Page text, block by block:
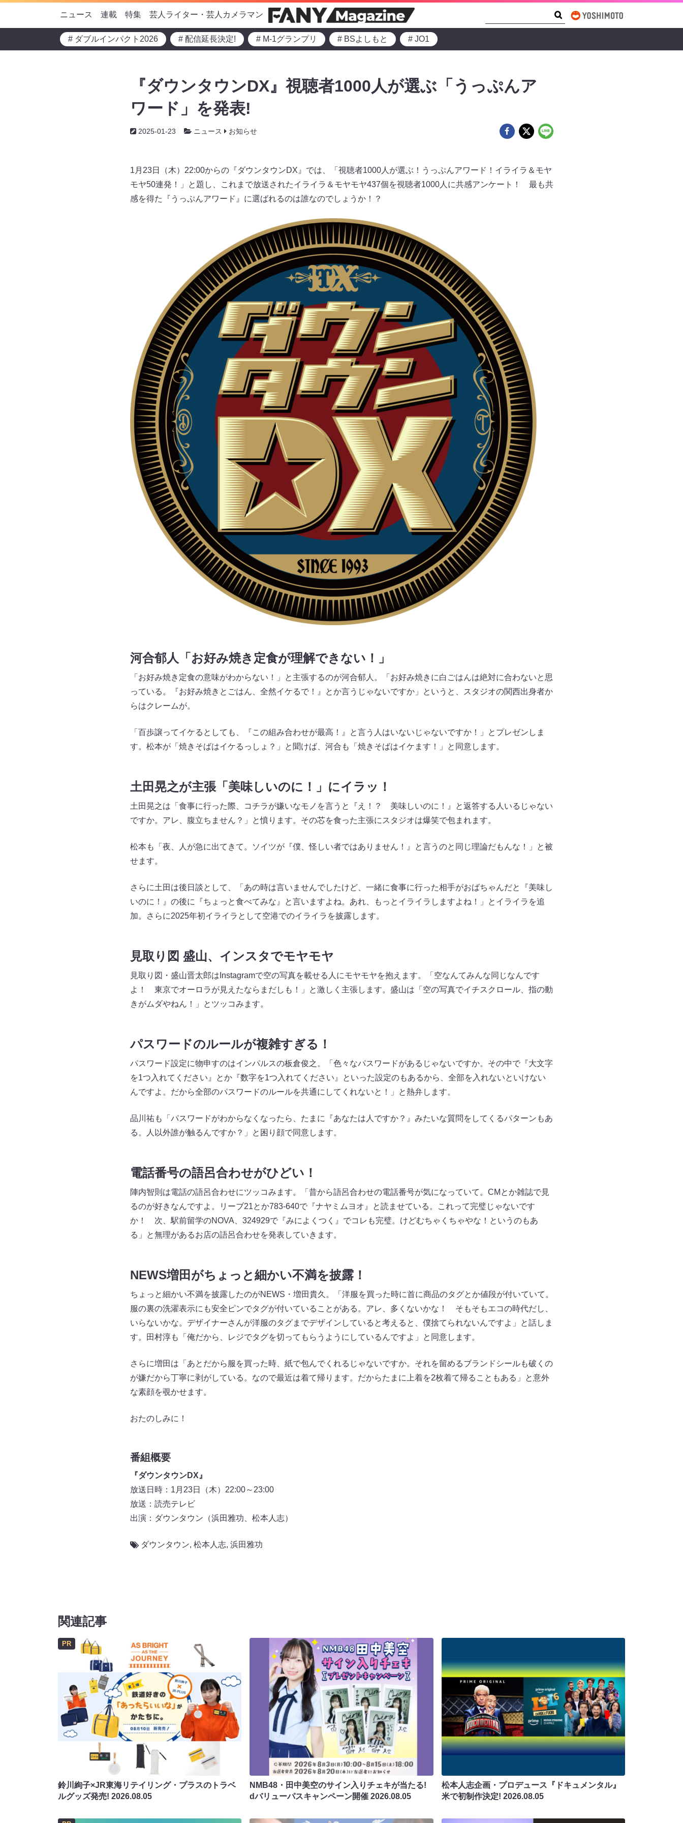
ニュース 連載 特集 芸人ライター・芸人カメラマン
# ダブルインパクト2026 # 配信延長決定! # M-1グランプリ # BSよしもと # JO1
『ダウンタウンDX』視聴者1000人が選ぶ「うっぷんア
ワード」を発表!
2025-01-23 ニュース お知らせ
1月23日（木）22:00からの『ダウンタウンDX』では、「視聴者1000人が選ぶ！うっぷんアワード！イライラ＆モヤ
モヤ50連発！」と題し、これまで放送されたイライラ＆モヤモヤ437個を視聴者1000人に共感アンケート！ 最も共
感を得た『うっぷんアワード』に選ばれるのは誰なのでしょうか！？
河合郁人「お好み焼き定食が理解できない！」
「お好み焼き定食の意味がわからない！」と主張するのが河合郁人。「お好み焼きに白ごはんは絶対に合わないと思
っている。『お好み焼きとごはん、全然イケるで！』とか言うじゃないですか」というと、スタジオの関西出身者か
らはクレームが。
「百歩譲ってイケるとしても、『この組み合わせが最高！』と言う人はいないじゃないですか！」とプレゼンしま
す。松本が「焼きそばはイケるっしょ？」と聞けば、河合も「焼きそばはイケます！」と同意します。
土田晃之が主張「美味しいのに！」にイラッ！
土田晃之は「食事に行った際、コチラが嫌いなモノを言うと『え！？ 美味しいのに！』と返答する人いるじゃない
ですか。アレ、腹立ちません？」と憤ります。その芯を食った主張にスタジオは爆笑で包まれます。
松本も「夜、人が急に出てきて。ソイツが『僕、怪しい者ではありません！』と言うのと同じ理論だもんな！」と被
せます。
さらに土田は後日談として、「あの時は言いませんでしたけど、一緒に食事に行った相手がおばちゃんだと『美味し
いのに！』の後に『ちょっと食べてみな』と言いますよね。あれ、もっとイライラしますよね！」とイライラを追
加。さらに2025年初イライラとして空港でのイライラを披露します。
見取り図 盛山、インスタでモヤモヤ
見取り図・盛山晋太郎はInstagramで空の写真を載せる人にモヤモヤを抱えます。「空なんてみんな同じなんです
よ！ 東京でオーロラが見えたならまだしも！」と激しく主張します。盛山は「空の写真でイチスクロール、指の動
きがムダやねん！」とツッコみます。
パスワードのルールが複雑すぎる！
パスワード設定に物申すのはインパルスの板倉俊之。「色々なパスワードがあるじゃないですか。その中で『大文字
を1つ入れてください』とか『数字を1つ入れてください』といった設定のもあるから、全部を入れないといけない
んですよ。だから全部のパスワードのルールを共通にしてくれないと！」と熱弁します。
品川祐も「パスワードがわからなくなったら、たまに『あなたは人ですか？』みたいな質問をしてくるパターンもあ
る。人以外誰が触るんですか？」と困り顔で同意します。
電話番号の語呂合わせがひどい！
陣内智則は電話の語呂合わせにツッコみます。「昔から語呂合わせの電話番号が気になっていて。CMとか雑誌で見
るのが好きなんですよ。リーブ21とか783-640で『ナヤミムヨオ』と読ませている。これって完璧じゃないです
か！ 次、駅前留学のNOVA、324929で『みによくつく』でコレも完璧。けどむちゃくちゃやな！というのもあ
る」と無理があるお店の語呂合わせを発表していきます。
NEWS増田がちょっと細かい不満を披露！
ちょっと細かい不満を披露したのがNEWS・増田貴久。「洋服を買った時に首に商品のタグとか値段が付いていて。
服の裏の洗濯表示にも安全ピンでタグが付いていることがある。アレ、多くないかな！ そもそもエコの時代だし、
いらないかな。デザイナーさんが洋服のタグまでデザインしていると考えると、僕捨てられないんですよ」と話しま
す。田村淳も「俺だから、レジでタグを切ってもらうようにしているんですよ」と同意します。
さらに増田は「あとだから服を買った時、紙で包んでくれるじゃないですか。それを留めるブランドシールも破くの
が嫌だから丁寧に剥がしている。なので最近は着て帰ります。だからたまに上着を2枚着て帰ることもある」と意外
な素顔を覗かせます。
おたのしみに！
番組概要
『ダウンタウンDX』
放送日時：1月23日（木）22:00～23:00
放送：読売テレビ
出演：ダウンタウン（浜田雅功、松本人志）
ダウンタウン, 松本人志, 浜田雅功
関連記事
PR
鈴川絢子×JR東海リテイリング・プラスのトラベ
ルグッズ発売! 2026.08.05
NMB48・田中美空のサイン入りチェキが当たる!
dバリューパスキャンペーン開催2026.08.05
松本人志企画・プロデュース『ドキュメンタル』
米で初制作決定! 2026.08.05